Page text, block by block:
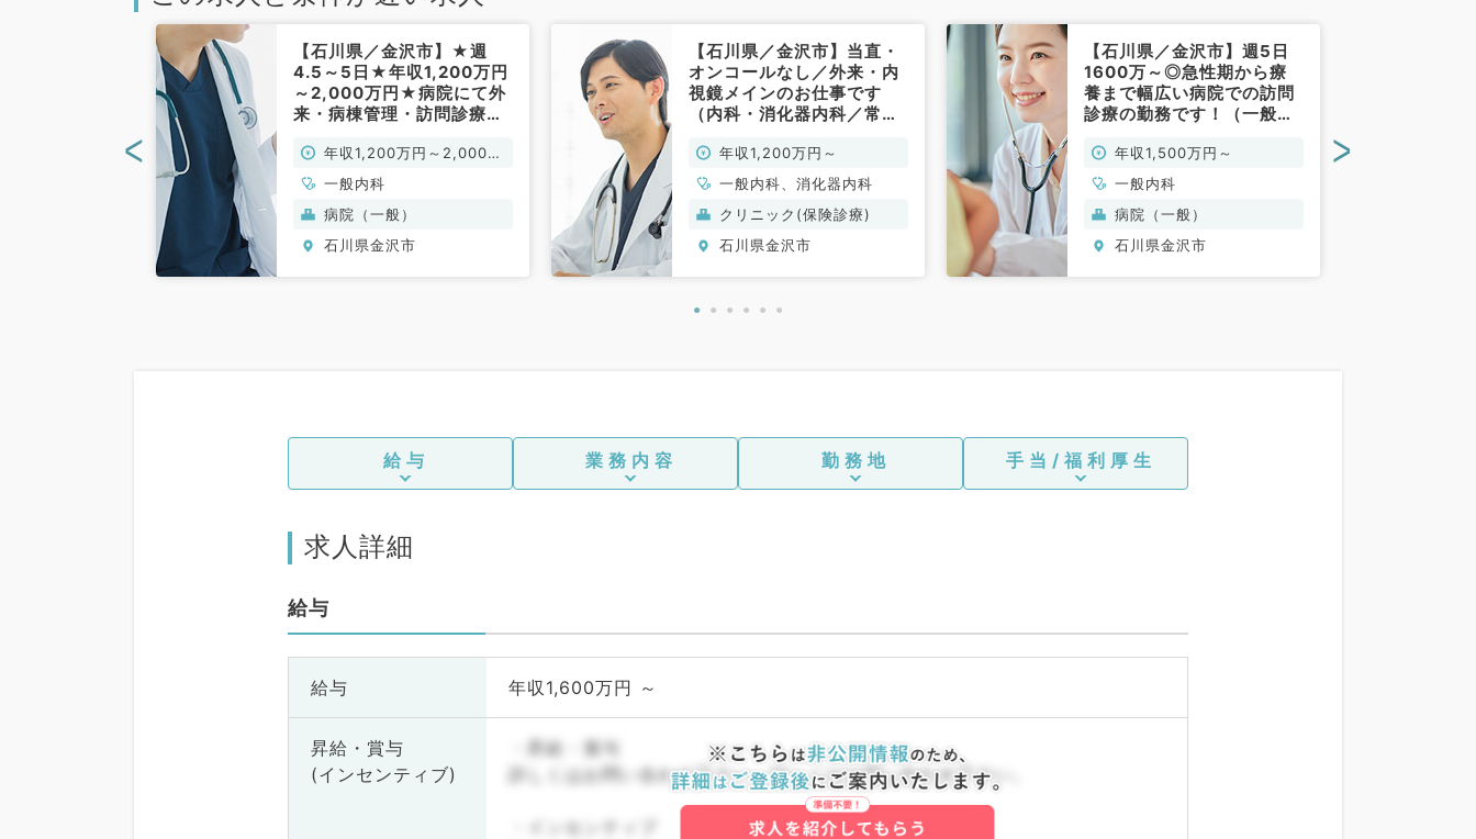
【石川県／金沢市】★週
4.5～5日★年収1,200万円
～2,000万円★病院にて外
来・病棟管理・訪問診療の
勤) 年収1,200万円～2,000万
一般内科
病院（一般）
石川県金沢市
【石川県／金沢市】当直・
オンコールなし／外来・内
視鏡メインのお仕事です
（内科・消化器内科／常
年収1,200万円～
一般内科、消化器内科
クリニック(保険診療)
石川県金沢市
【石川県／金沢市】週5日
1600万～◎急性期から療
養まで幅広い病院での訪問
診療の勤務です！（一般内
年収1,500万円～
一般内科
病院（一般）
石川県金沢市
< >
給与 業務内容 勤務地 手当/福利厚生
求人詳細
給与
給与 年収1,600万円 ～
昇給・賞与
(インセンティブ)
・昇給・賞与
詳しくはお問い合わせ下さい。詳しくはお問い合わせ下さい。
・インセンティブ